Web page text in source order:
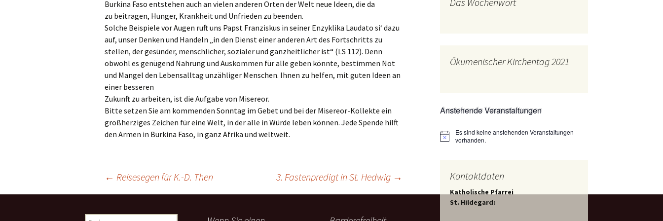
Links Hedwigsforum (ext. Link)
Kath. Kirche Nied (ext.
Link)
Ev. Kirche Griesheim (ext.
Link)
Stadtkirche Frankfurt
(ext. Link)
Haus am Dom (ext. Link)
Messdienerplan
Oekum. Kirchentag 2021
PGR-Wahl 2019 PGR – Wahl 2015
Prävention im Bistum
Limburg
Seelsorglicher Notruf
Unsere Kirchen und
Trauung Hilfenetz Nied-Griesheim
KAB –
Arbeitnehmerkirche
Spielkreise /
Eltern-Kind-Gruppe
Die Robusten
Seniorenarbeit
Unser Wochenwort
Limburg
Startseite Arbeitsgruppen
Burkina Faso entstehen auch an vielen anderen Orten der Welt neue Ideen, die da
zu beitragen, Hunger, Krankheit und Unfrieden zu beenden.
Solche Beispiele vor Augen ruft uns Papst Franziskus in seiner Enzyklika Laudato si‘ dazu
auf, unser Denken und Handeln „in den Dienst einer anderen Art des Fortschritts zu
stellen, der gesünder, menschlicher, sozialer und ganzheitlicher ist“ (LS 112). Denn
obwohl es genügend Nahrung und Auskommen für alle geben könnte, bestimmen Not
und Mangel den Lebensalltag unzähliger Menschen. Ihnen zu helfen, mit guten Ideen an
einer besseren
Zukunft zu arbeiten, ist die Aufgabe von Misereor.
Bitte setzen Sie am kommenden Sonntag im Gebet und bei der Misereor-Kollekte ein
großherziges Zeichen für eine Welt, in der alle in Würde leben können. Jede Spende hilft
den Armen in Burkina Faso, in ganz Afrika und weltweit.
Beitragsnavigation
← Reisesegen für K.-D. Then 3. Fastenpredigt in St. Hedwig →
Ökumenischer Kirchentag 2021
Anstehende Veranstaltungen
Hinweis
Es sind keine anstehenden Veranstaltungen
vorhanden.
Kontaktdaten
Katholische Pfarrei
St. Hildegard: